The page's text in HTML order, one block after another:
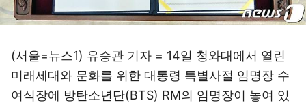
(서울=뉴스1) 유승관 기자 = 14일 청와대에서 열린
미래세대와 문화를 위한 대통령 특별사절 임명장 수
여식장에 방탄소년단(BTS) RM의 임명장이 놓여 있